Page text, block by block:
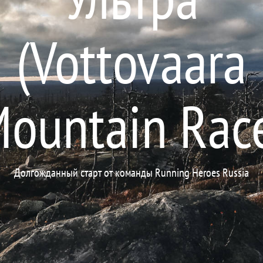
(Vottovaara
Долгожданный старт от команды Running Heroes Russia